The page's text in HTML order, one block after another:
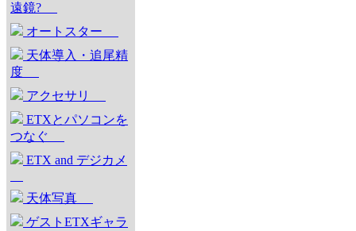
遠鏡?
オートスター
天体導入・追尾精
度
アクセサリ
ETXとパソコンを
つなぐ
ETX and デジカメ
天体写真
ゲストETXギャラ